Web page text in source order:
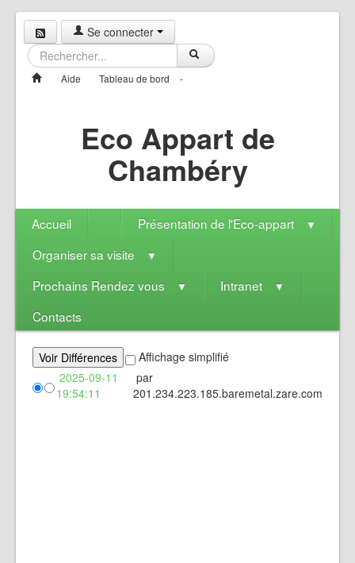
Se connecter
Aide Tableau de bord -
Eco Appart de
Chambéry
Accueil Présentation de l'Eco-appart ▼
Organiser sa visite ▼
Prochains Rendez vous ▼ Intranet ▼
Contacts
Affichage simplifié
2025-09-11
19:54:11
par
201.234.223.185.baremetal.zare.com